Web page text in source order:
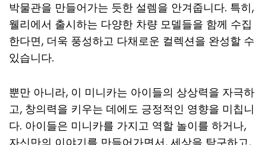
박물관을 만들어가는 듯한 설렘을 안겨줍니다. 특히,
웰리에서 출시하는 다양한 차량 모델들을 함께 수집
한다면, 더욱 풍성하고 다채로운 컬렉션을 완성할 수
있습니다.
뿐만 아니라, 이 미니카는 아이들의 상상력을 자극하
고, 창의력을 키우는 데에도 긍정적인 영향을 미칩니
다. 아이들은 미니카를 가지고 역할 놀이를 하거나,